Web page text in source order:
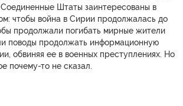
Штаты заинтересованы в
чтобы война в Сирии продолжалась до
продолжали погибать мирные жители
поводы продолжать информационную
обвиняя ее в военных преступлениях. Но
почему-то не сказал.